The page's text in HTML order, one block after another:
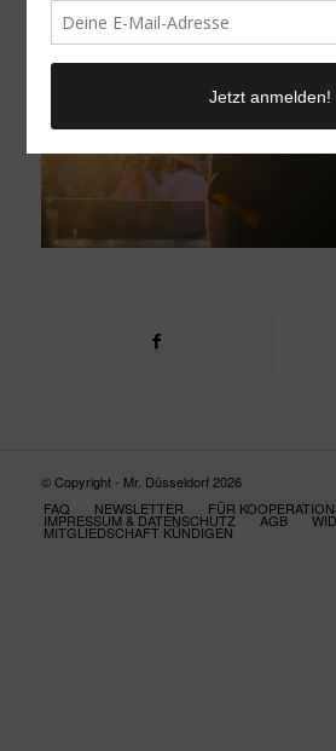
© Copyright - Mr. Düsseldorf 2026
FAQ
NEWSLETTER FÜR
IMPRESSUM & DATENSCHUTZ AGB
MITGLIEDSCHAFT KÜNDIGEN